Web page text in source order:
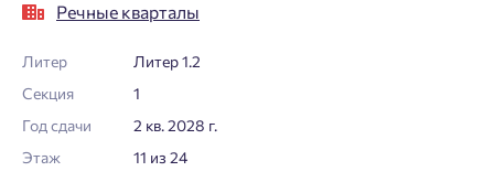
Речные кварталы
Литер
Литер 1.2
Секция
1
Год сдачи
2 кв. 2028 г.
Этаж
11 из 24